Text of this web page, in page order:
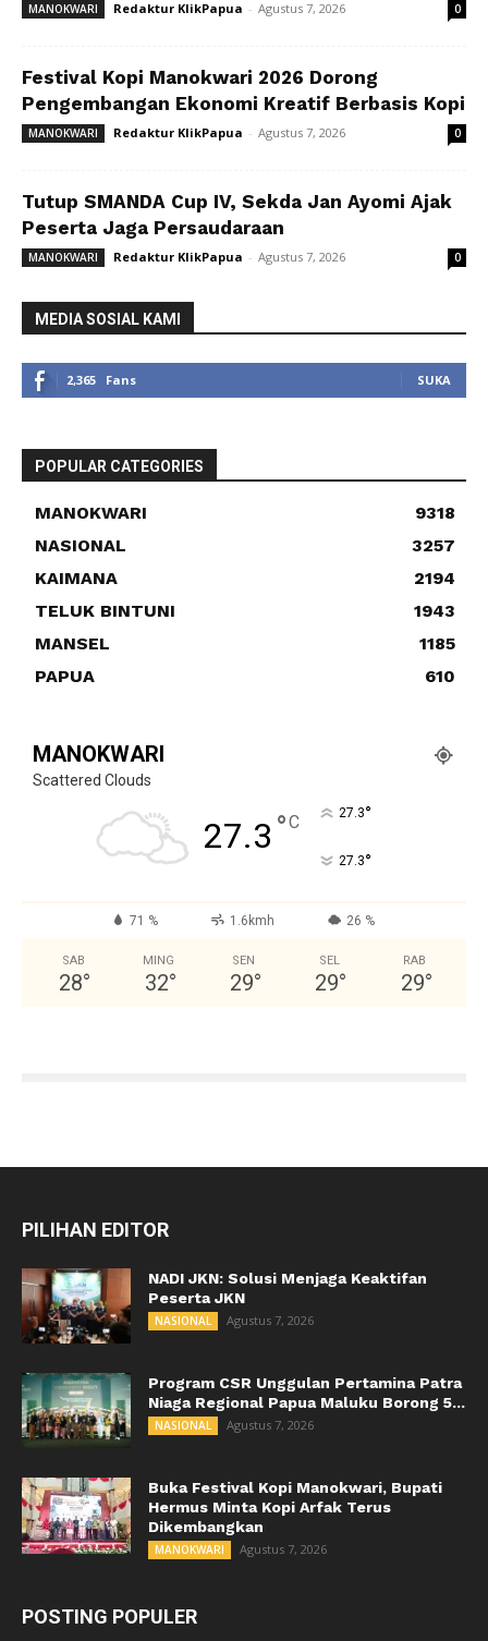
MANOKWARI Redaktur KlikPapua - Agustus 7, 2026 0
Festival Kopi Manokwari 2026 Dorong
Pengembangan Ekonomi Kreatif Berbasis Kopi
MANOKWARI Redaktur KlikPapua - Agustus 7, 2026 0
Tutup SMANDA Cup IV, Sekda Jan Ayomi Ajak
Peserta Jaga Persaudaraan
MANOKWARI Redaktur KlikPapua - Agustus 7, 2026 0
MEDIA SOSIAL KAMI
2,365 Fans SUKA
POPULAR CATEGORIES
MANOKWARI
9318
NASIONAL
3257
KAIMANA
2194
TELUK BINTUNI
1943
MANSEL
1185
PAPUA
610
MANOKWARI
Scattered Clouds
27.3 °C 27.3°
27.3°
71 % 1.6kmh 26 %
SAB
28°
MING
32°
SEN
29°
SEL
29°
RAB
29°
PILIHAN EDITOR
NADI JKN: Solusi Menjaga Keaktifan
Peserta JKN
NASIONAL Agustus 7, 2026
Program CSR Unggulan Pertamina Patra
Niaga Regional Papua Maluku Borong 5...
NASIONAL Agustus 7, 2026
Buka Festival Kopi Manokwari, Bupati
Hermus Minta Kopi Arfak Terus
Dikembangkan
MANOKWARI Agustus 7, 2026
POSTING POPULER